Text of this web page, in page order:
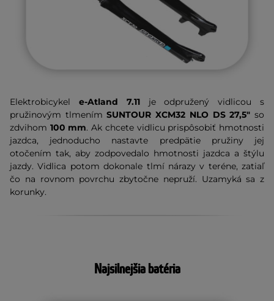
Elektrobicykel e-Atland 7.11je odpružený vidlicou s
pružinovým tlmením SUNTOUR XCM32 NLO DS 27,5" so
zdvihom 100 mm.Ak chcete vidlicu prispôsobiť hmotnosti
jazdca, jednoducho nastavte predpätie pružiny jej
otočením tak, aby zodpovedalo hmotnosti jazdca a štýlu
jazdy. Vidlica potom dokonale tlmí nárazy v teréne, zatiaľ
čo na rovnom povrchu zbytočne nepruží. Uzamyká sa z
korunky.
Najsilnejšia batéria